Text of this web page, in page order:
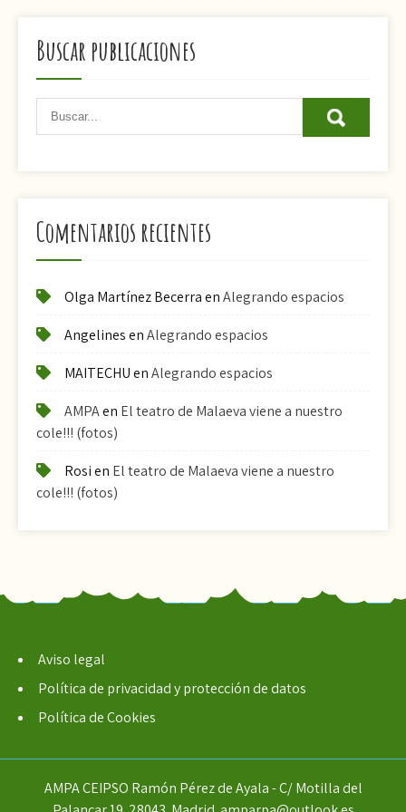
Buscar publicaciones
Comentarios recientes
Olga Martínez BecerraenAlegrando espacios
AngelinesenAlegrando espacios
MAITECHUenAlegrando espacios
AMPAen El teatro de Malaeva viene a nuestro
cole!!! (fotos)
Rosien El teatro de Malaeva viene a nuestro
cole!!! (fotos)
Aviso legal
Política de privacidad y protección de datos
Política de Cookies
AMPA CEIPSO Ramón Pérez de Ayala - C/ Motilla del